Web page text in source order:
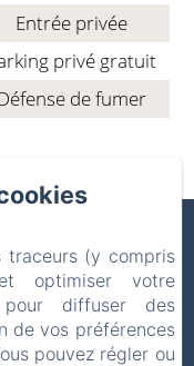
Entrée privée
privé gratuit
de fumer
Belgique
traceurs (y compris
optimiser votre
diffuser des
de vos préférences
pouvez régler ou